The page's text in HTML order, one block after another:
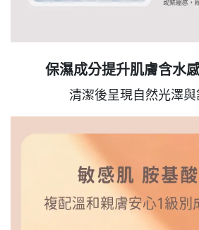
保濕成分提升肌膚含水
清潔後呈現自然光澤